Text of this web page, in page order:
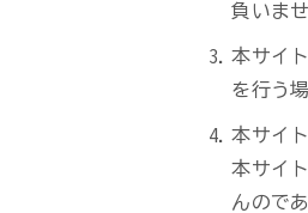
負いま
本サイ
を行う
本サイ
本サイ
んので